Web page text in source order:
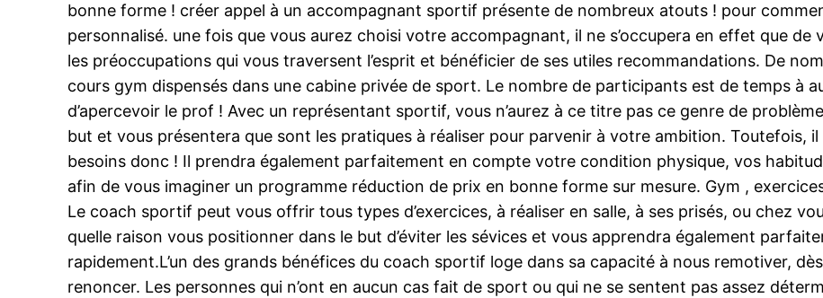
bonne forme ! créer appel à un accompagnant sportif présente de nombreux atouts ! pour
personnalisé. une fois que vous aurez choisi votre accompagnant, il ne s’occupera en effet que
les préoccupations qui vous traversent l’esprit et bénéficier de ses utiles recommandations. De
cours gym dispensés dans une cabine privée de sport. Le nombre de participants est de temps à
d’apercevoir le prof ! Avec un représentant sportif, vous n’aurez à ce titre pas ce genre de
but et vous présentera que sont les pratiques à réaliser pour parvenir à votre ambition. Toutefois, il
besoins donc ! Il prendra également parfaitement en compte votre condition physique, vos
afin de vous imaginer un programme réduction de prix en bonne forme sur mesure. Gym ,
Le coach sportif peut vous offrir tous types d’exercices, à réaliser en salle, à ses prisés, ou chez
quelle raison vous positionner dans le but d’éviter les sévices et vous apprendra également
rapidement.L’un des grands bénéfices du coach sportif loge dans sa capacité à nous remotiver,
renoncer. Les personnes qui n’ont en aucun cas fait de sport ou qui ne se sentent pas assez